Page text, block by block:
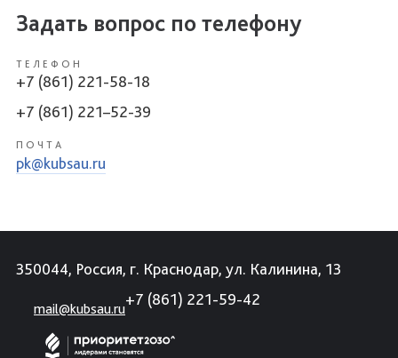
Задать вопрос по телефону
ТЕЛЕФОН
+7 (861) 221-58-18
+7 (861) 221–52-39
ПОЧТА
pk@kubsau.ru
350044, Россия, г. Краснодар, ул. Калинина, 13
mail@kubsau.ru
+7 (861) 221-59-42